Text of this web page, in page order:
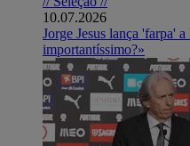
10.07.2026
Jorge Jesus lança 'farpa'
importantíssimo?»